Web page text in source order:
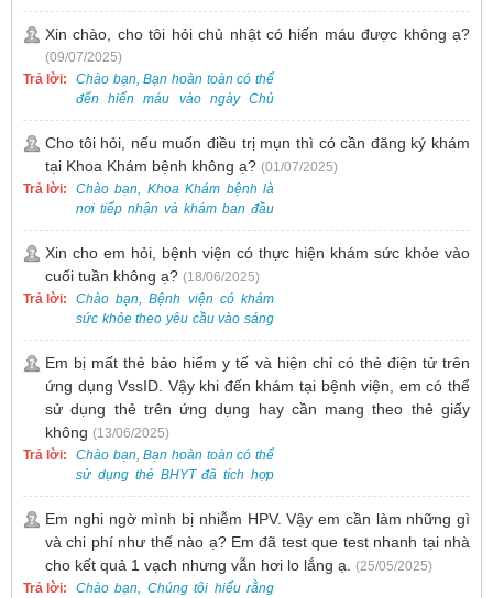
lần 3 vẫn có thể thực hiện được.
Tại Bệnh viện, chúng tôi đã tiếp
nhận và hỗ trợ nhiều thai phụ có
nhu cầu tương tự.
Xin chào, cho tôi hỏi chủ nhật có hiến máu được không ạ?
(09/07/2025)
Trả lời:
Chào bạn, Bạn hoàn toàn có thể
đến hiến máu vào ngày Chủ
Nhật.
Cho tôi hỏi, nếu muốn điều trị mụn thì có cần đăng ký khám
tại Khoa Khám bệnh không ạ? (01/07/2025)
Trả lời:
Chào bạn, Khoa Khám bệnh là
nơi tiếp nhận và khám ban đầu
cho tất cả các trường hợp, bao
gồm cả điều trị mụn. Vì vậy, bạn
cần đăng ký khám tại Khoa
Khám bệnh trước.
Xin cho em hỏi, bệnh viện có thực hiện khám sức khỏe vào
cuối tuần không ạ? (18/06/2025)
Trả lời:
Chào bạn, Bệnh viện có khám
sức khỏe theo yêu cầu vào sáng
thứ Bảy. Nếu bạn có nhu cầu, vui
lòng đặt lịch trước để được sắp
xếp thời gian phù hợp.
Em bị mất thẻ bảo hiểm y tế và hiện chỉ có thẻ điện tử trên
ứng dụng VssID. Vậy khi đến khám tại bệnh viện, em có thể
sử dụng thẻ trên ứng dụng hay cần mang theo thẻ giấy
không (13/06/2025)
Trả lời:
Chào bạn, Bạn hoàn toàn có thể
sử dụng thẻ BHYT đã tích hợp
trên ứng dụng VssID khi đến
khám và không cần mang theo
thẻ giấy.
Em nghi ngờ mình bị nhiễm HPV. Vậy em cần làm những gì
và chi phí như thế nào ạ? Em đã test que test nhanh tại nhà
cho kết quả 1 vạch nhưng vẫn hơi lo lắng ạ. (25/05/2025)
Trả lời:
Chào bạn, Chúng tôi hiểu rằng